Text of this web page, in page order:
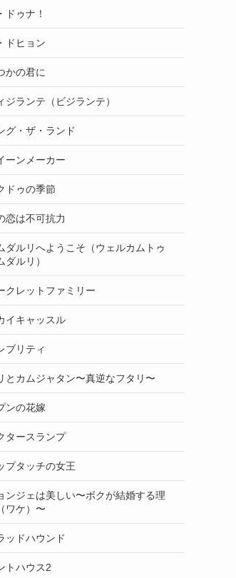
ドゥナ！
ドヒョン
かの君に
ジランテ（ビジランテ）
グ・ザ・ランド
ーンメーカー
ドゥの季節
恋は不可抗力
ダルリへようこそ（ウェルカムトゥ
ダルリ）
クレットファミリー
イキャッスル
ブリティ
とカムジャタン〜真逆なフタリ〜
ンの花嫁
タースランプ
プタッチの女王
ンジェは美しい〜ボクが結婚する理
ワケ）〜
ッドハウンド
トハウス2